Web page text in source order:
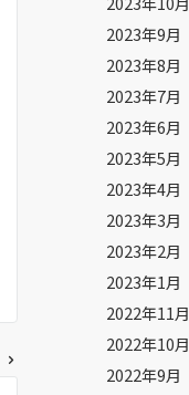
2023年9月
2023年8月
2023年7月
2023年6月
2023年5月
2023年4月
2023年3月
2023年2月
2023年1月
2022年11月
2022年10月
2022年9月